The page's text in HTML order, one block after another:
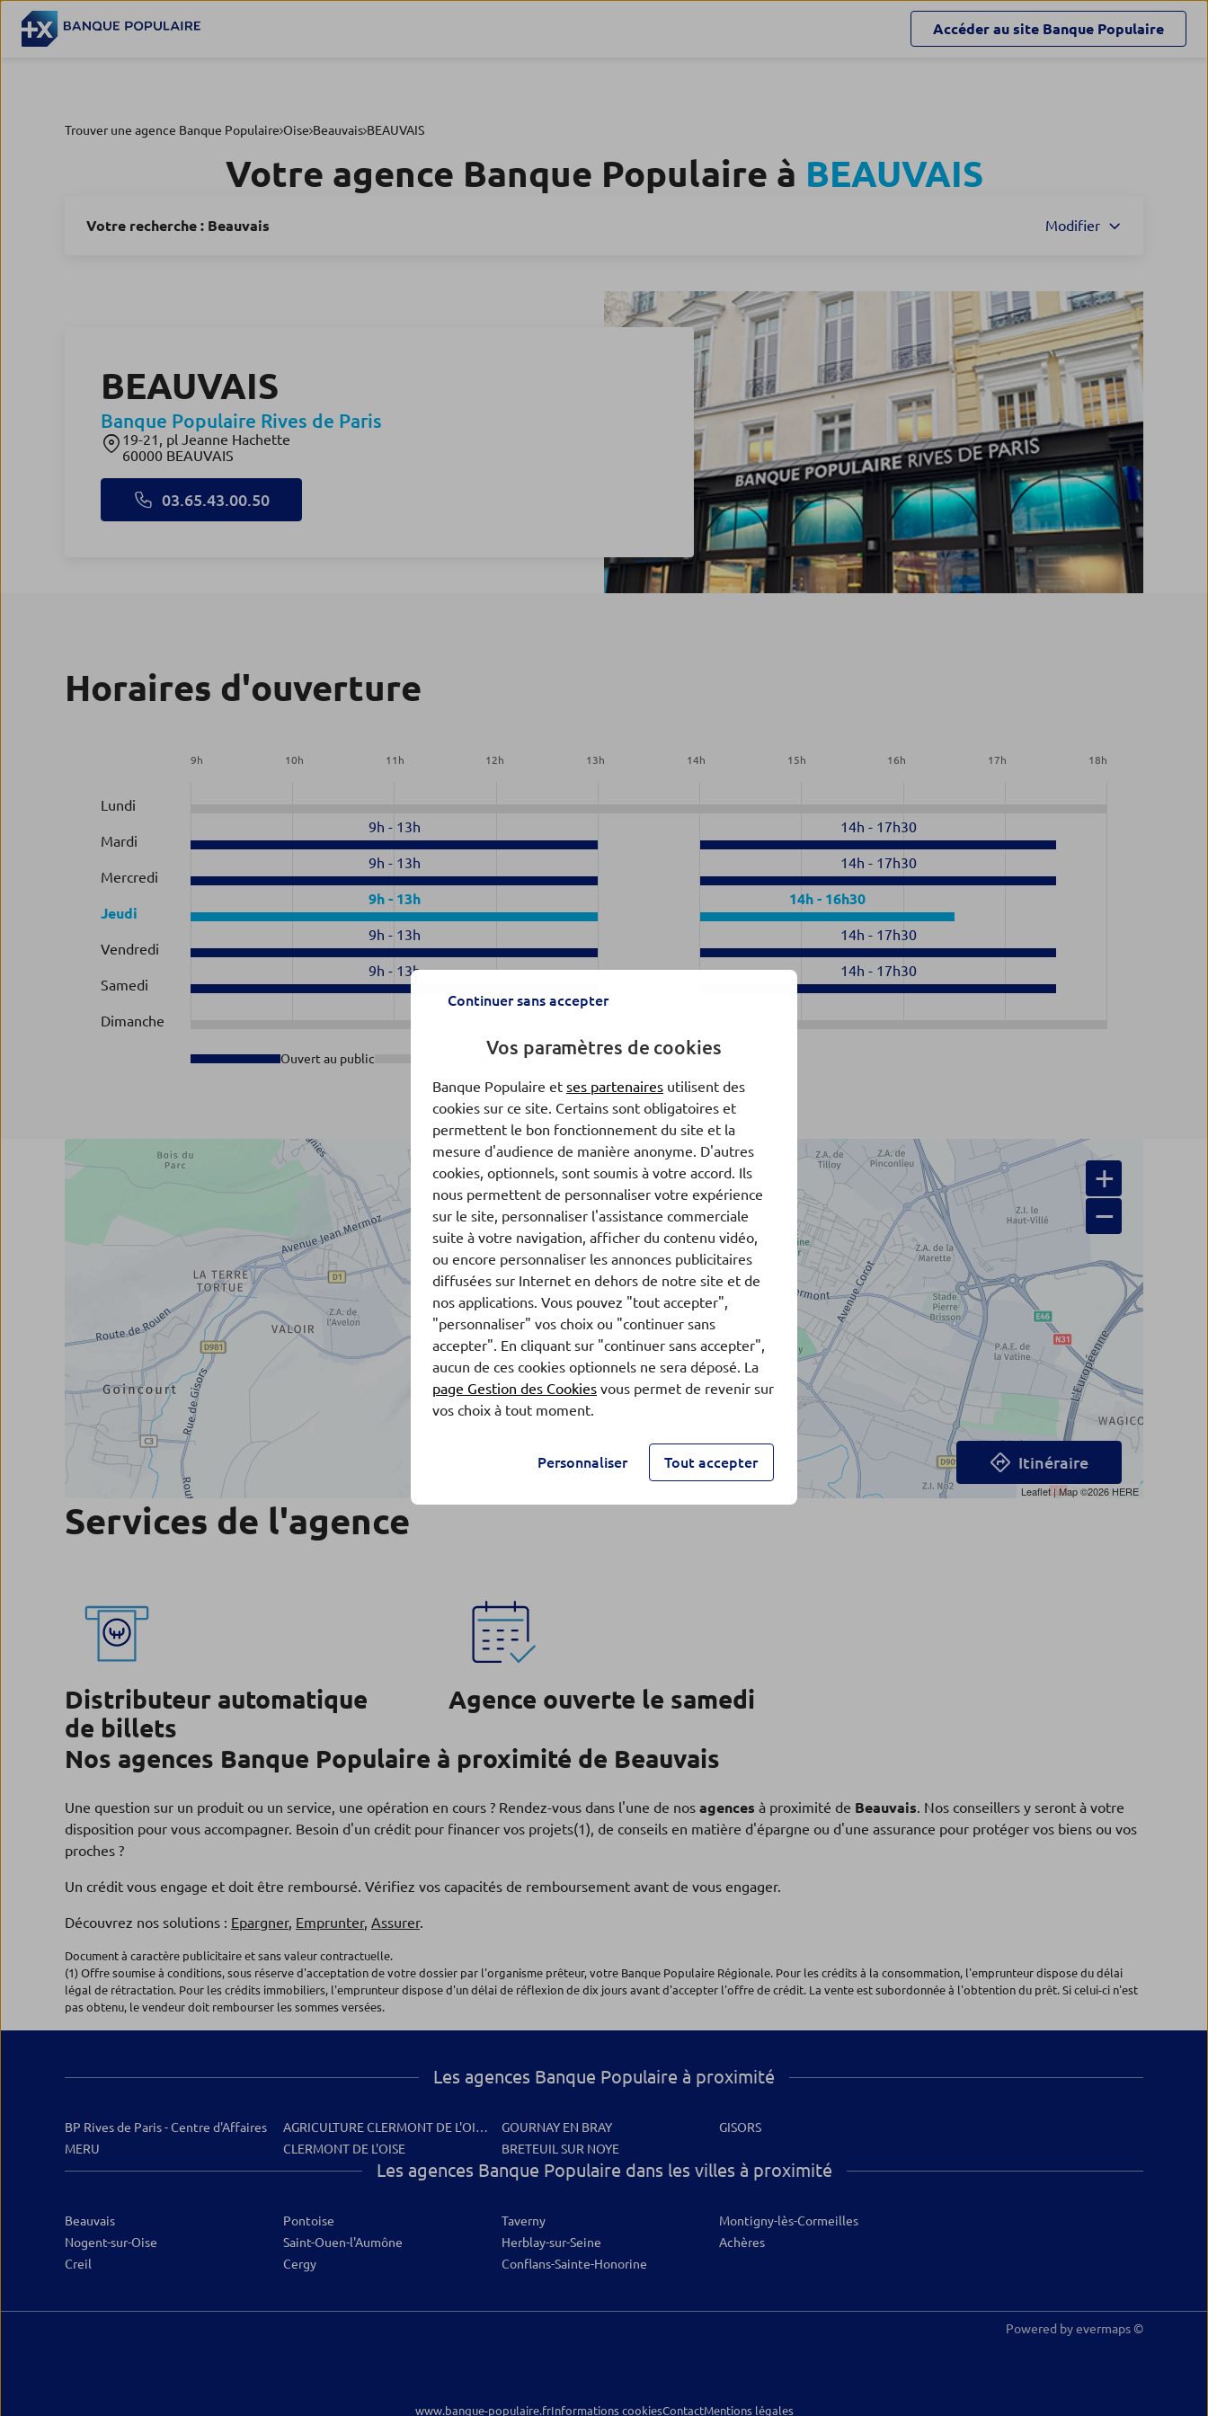
Accéder au site Banque Populaire
Trouver une agence Banque Populaire Oise Beauvais BEAUVAIS
Votre agence Banque Populaire à BEAUVAIS
Votre recherche : Beauvais Modifier
BEAUVAIS
Banque Populaire Rives de Paris
19-21, pl Jeanne Hachette
60000 BEAUVAIS
03.65.43.00.50
Horaires d'ouverture
9h 10h 11 h 12h 13h 14h 15h 16h 17h 18h
Lundi
Mardi
9h - 13h 14h - 17h30
Mercredi
9h - 13h 14h - 17h30
Jeudi
9h- 13h 14h- 16h30
Vendredi
9h - 13h 14h - 17h30
Samedi
9h - 13h 14h - 17h30
Dimanche
Ouvert au public Fermé
+
−
Leaflet| Map ©2026HERE
Itinéraire
Services de l'agence
Distributeur automatique
de billets
Agence ouverte le samedi
Nos agences Banque Populaire à proximité de Beauvais
Une question sur un produit ou un service, une opération en cours ? Rendez-vous dans l'une de nos agences à proximité de Beauvais. Nos conseillers y seront à votre
disposition pour vous accompagner. Besoin d'un crédit pour financer vos projets(1), de conseils en matière d'épargne ou d'une assurance pour protéger vos biens ou vos
proches ?
Un crédit vous engage et doit être remboursé. Vérifiez vos capacités de remboursement avant de vous engager.
Découvrez nos solutions : Epargner, Emprunter, Assurer.
Document à caractère publicitaire et sans valeur contractuelle.
(1) Offre soumise à conditions, sous réserve d'acceptation de votre dossier par l'organisme prêteur, votre Banque Populaire Régionale. Pour les crédits à la consommation, l'emprunteur dispose du délai
légal de rétractation. Pour les crédits immobiliers, l'emprunteur dispose d'un délai de réflexion de dix jours avant d'accepter l'offre de crédit. La vente est subordonnée à l'obtention du prêt. Si celui-ci n'est
pas obtenu, le vendeur doit rembourser les sommes versées.
Les agences Banque Populaire à proximité
BP Rives de Paris - Centre d'Affaires
MERU
AGRICULTURE CLERMONT DE L'OISE
CLERMONT DE L'OISE
GOURNAY EN BRAY
BRETEUIL SUR NOYE
GISORS
Les agences Banque Populaire dans les villes à proximité
Beauvais
Nogent-sur-Oise
Creil
Pontoise
Saint-Ouen-l'Aumône
Cergy
Taverny
Herblay-sur-Seine
Conflans-Sainte-Honorine
Montigny-lès-Cormeilles
Achères
Powered byevermaps ©
www.banque-populaire.frInformations cookiesContactMentions légales
Continuer sans accepter
Vos paramètres de cookies
Banque Populaire et ses partenaires utilisent des
cookies sur ce site. Certains sont obligatoires et
permettent le bon fonctionnement du site et la
mesure d'audience de manière anonyme. D'autres
cookies, optionnels, sont soumis à votre accord. Ils
nous permettent de personnaliser votre expérience
sur le site, personnaliser l'assistance commerciale
suite à votre navigation, afficher du contenu vidéo,
ou encore personnaliser les annonces publicitaires
diffusées sur Internet en dehors de notre site et de
nos applications. Vous pouvez "tout accepter",
"personnaliser" vos choix ou "continuer sans
accepter". En cliquant sur "continuer sans accepter",
aucun de ces cookies optionnels ne sera déposé. La
page Gestion des Cookies vous permet de revenir sur
vos choix à tout moment.
Personnaliser Tout accepter